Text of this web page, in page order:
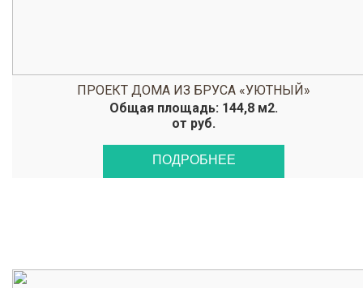
ПРОЕКТ ДОМА ИЗ БРУСА «УЮТНЫЙ»
Общая площадь: 144,8 м2.
от руб.
ПОДРОБНЕЕ